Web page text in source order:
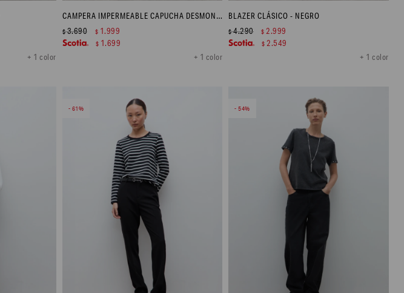
+ 1 color
CAMPERA IMPERMEABLE CAPUCHA DESMONTABLE - NEGRO
+ 1 color
$3.690 $ 1.999
$ 1.699
BLAZER CLÁSICO - NEGRO
+ 1 color
$4.290 $ 2.999
$ 2.549
61 54